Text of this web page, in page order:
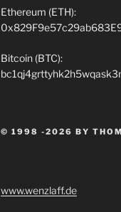
Ethereum (ETH):
Bitcoin (BTC):
© 1998 -2026 BY
www.wenzlaff.de